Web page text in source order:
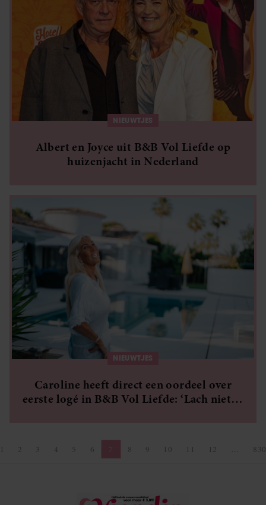
NIEUWTJES
Albert en Joyce uit B&B Vol Liefde op
huizenjacht in Nederland
NIEUWTJES
Caroline heeft direct een oordeel over
eerste logé in B&B Vol Liefde: ‘Lach niet te
pagina
Pagina
1 Pagina
2 Pagina
3 Pagina
4 Pagina
5 Pagina
6 Pagina
7 Pagina
8 Pagina
9 Pagina
10 Pagina
11 Pagina
12 830